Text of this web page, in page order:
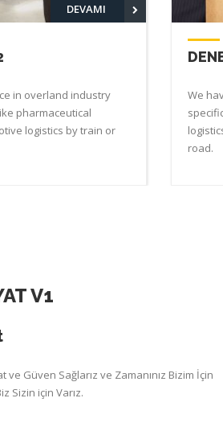
DEVAMI
in overland industry
pharmaceutical
logistics by train or
We
road.
V1
ve Güven Sağlarız ve Zamanınız Bizim İçin
Sizin için Varız.